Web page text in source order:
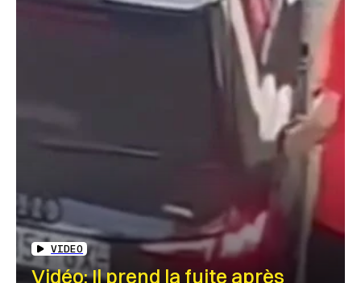
VIDEO
Vidéo: Il prend la fuite après